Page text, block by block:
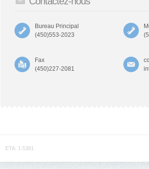
Bureau Principal
(450)553-2023
Fax
(450)227-2081
ETA: 1.5381